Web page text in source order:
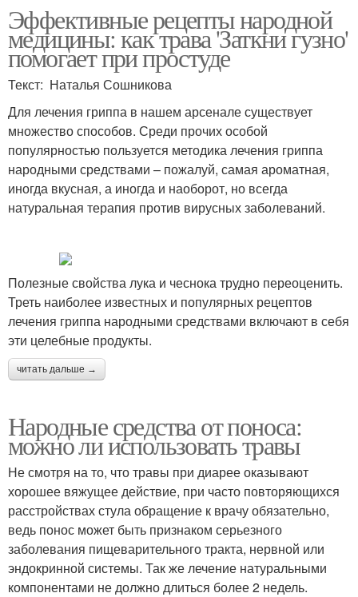
Эффективные рецепты народной
медицины: как трава 'Заткни гузно'
помогает при простуде
Текст: Наталья Сошникова
Для лечения гриппа в нашем арсенале существует
множество способов. Среди прочих особой
популярностью пользуется методика лечения гриппа
народными средствами – пожалуй, самая ароматная,
иногда вкусная, а иногда и наоборот, но всегда
натуральная терапия против вирусных заболеваний.
Полезные свойства лука и чеснока трудно переоценить.
Треть наиболее известных и популярных рецептов
лечения гриппа народными средствами включают в себя
эти целебные продукты.
читать дальше →
Народные средства от поноса:
можно ли использовать травы
Не смотря на то, что травы при диарее оказывают
хорошее вяжущее действие, при часто повторяющихся
расстройствах стула обращение к врачу обязательно,
ведь понос может быть признаком серьезного
заболевания пищеварительного тракта, нервной или
эндокринной системы. Так же лечение натуральными
компонентами не должно длиться более 2 недель.